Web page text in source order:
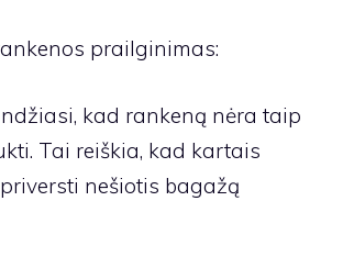
prailginimas:
kad rankeną nėra taip
Tai reiškia, kad kartais
nešiotis bagažą